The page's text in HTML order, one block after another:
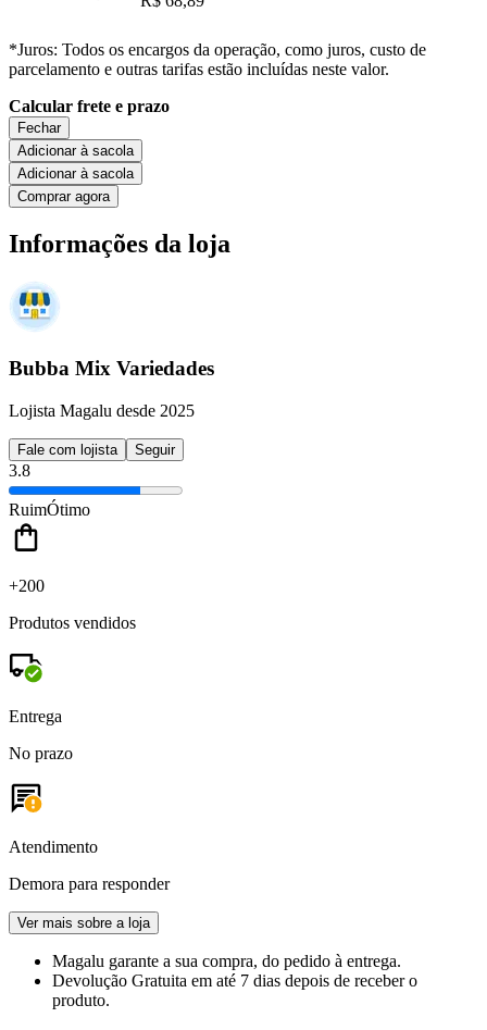
*Juros: Todos os encargos da operação, como juros, custo de
parcelamento e outras tarifas estão incluídas neste valor.
Calcular frete e prazo
Fechar
Adicionar à sacola
Adicionar à sacola
Comprar agora
Informações da loja
Bubba Mix Variedades
Lojista Magalu desde 2025
Fale com lojista Seguir
3.8
RuimÓtimo
+200
Produtos vendidos
Entrega
No prazo
Atendimento
Demora para responder
Ver mais sobre a loja
Magalu garante a sua compra, do pedido à entrega.
Devolução Gratuita em até 7 dias depois de receber o
produto.